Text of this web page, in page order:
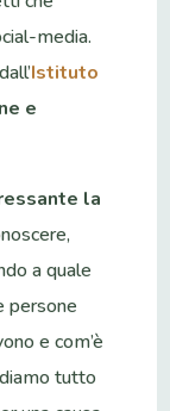
media.
Istituto
e
la
a quale
persone
e com’è
tutto